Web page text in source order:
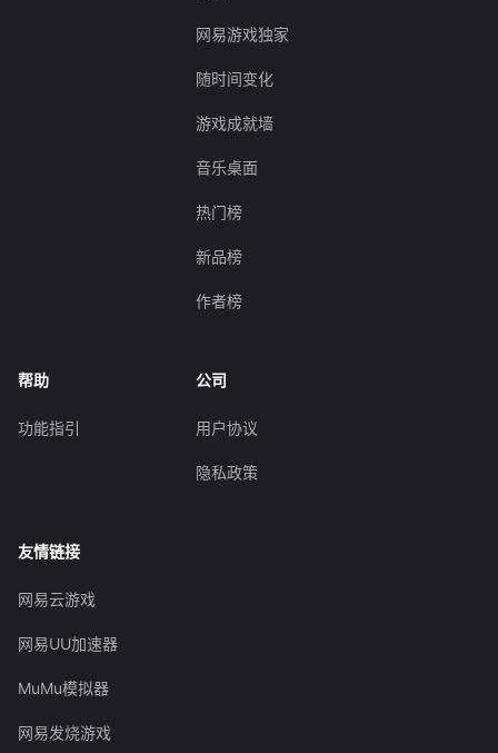
网易游戏独家
随时间变化
游戏成就墙
音乐桌面
热门榜
新品榜
作者榜
帮助
功能指引
公司
用户协议
隐私政策
友情链接
网易云游戏
网易UU加速器
MuMu模拟器
网易发烧游戏